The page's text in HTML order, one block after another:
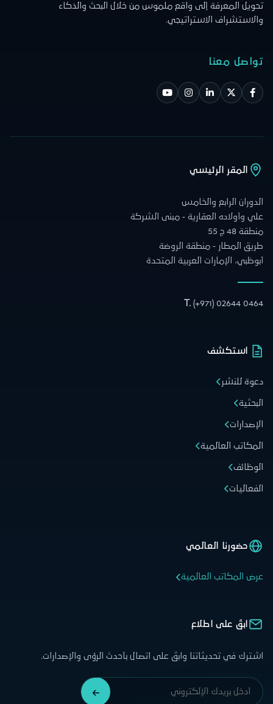
تحويل المعرفة إلى واقع ملموس من خلال البحث والذكاء
والاستشراف الاستراتيجي.
تواصل معنا
المقر الرئيسي
الدوران الرابع والخامس
علي وأولاده العقارية - مبنى الشركة
منطقة 48 ج 55
طريق المطار - منطقة الروضة
أبوظبي، الإمارات العربية المتحدة
T. (+971) 02644 0464
استكشف
دعوة للنشر
البحثية
الإصدارات
المكاتب العالمية
الوظائف
الفعاليات
حضورنا العالمي
عرض المكاتب العالمية
ابقَ على اطلاع
اشترك في تحديثاتنا وابقَ على اتصال بأحدث الرؤى والإصدارات.